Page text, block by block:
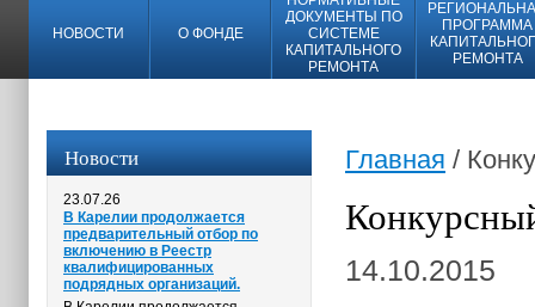
НОВОСТИ О ФОНДЕ
ДОКУМЕНТЫ ПО
СИСТЕМЕ
КАПИТАЛЬНОГО
РЕМОНТА
ПРОГРАММА
РЕМОНТА
Новости
23.07.26
В Карелии продолжается
предварительный отбор по
включению в Реестр
квалифицированных
подрядных организаций.
Главная /
14.10.2015